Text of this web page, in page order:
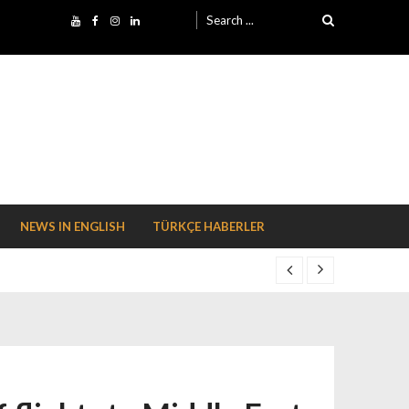
Search for:
NEWS IN ENGLISH TÜRKÇE HABERLER